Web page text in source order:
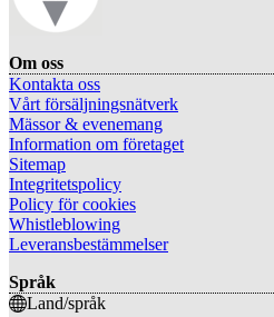
Om oss
Kontakta oss
Vårt försäljningsnätverk
Mässor & evenemang
Information om företaget
Sitemap
Integritetspolicy
Policy för cookies
Whistleblowing
Leveransbestämmelser
Språk
Land/språk